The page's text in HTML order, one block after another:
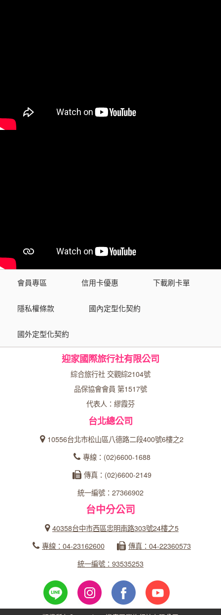
會員專區 信用卡優惠 下載刷卡單
隱私權條款 國內定型化契約
國外定型化契約
迎家國際旅行社有限公司
綜合旅行社 交觀綜2104號
品保協會會員 第1517號
代表人：繆霞芬
台北總公司
10556台北市松山區八德路二段400號6樓之2
專線：(02)6600-1688
傳真：(02)6600-2149
統一編號：27366902
台中分公司
40358台中市西區忠明南路303號24樓之5
專線：04-23162600
傳真：04-22360573
統一編號：93535253